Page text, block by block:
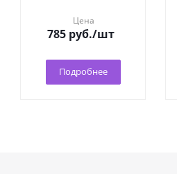
Цена
785 руб./шт
Подробнее